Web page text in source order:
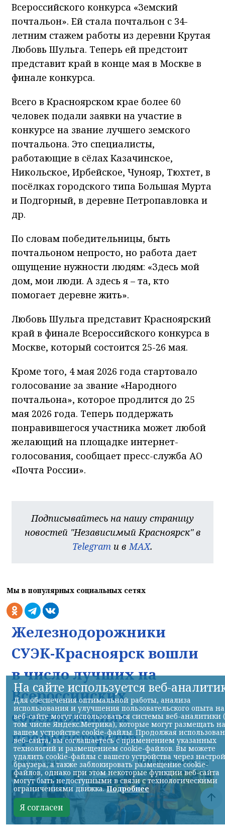
Всероссийского конкурса «Земский
почтальон». Ей стала почтальон с 34-
летним стажем работы из деревни Крутая
Любовь Шульга. Теперь ей предстоит
представит край в конце мая в Москве в
финале конкурса.
Всего в Красноярском крае более 60
человек подали заявки на участие в
конкурсе на звание лучшего земского
почтальона. Это специалисты,
работающие в сёлах Казачинское,
Никольское, Ирбейское, Чунояр, Тюхтет, в
посёлках городского типа Большая Мурта
и Подгорный, в деревне Петропавловка и
др.
По словам победительницы, быть
почтальоном непросто, но работа дает
ощущение нужности людям: «Здесь мой
дом, мои люди. А здесь я – та, кто
помогает деревне жить».
Любовь Шульга представит Красноярский
край в финале Всероссийского конкурса в
Москве, который состоится 25-26 мая.
Кроме того, 4 мая 2026 года стартовало
голосование за звание «Народного
почтальона», которое продлится до 25
мая 2026 года. Теперь поддержать
понравившегося участника может любой
желающий на площадке интернет-
голосования, сообщает пресс-служба АО
«Почта России».
Подписывайтесь на нашу страницу
новостей "Независимый Красноярск" в
Telegram и в MAX.
Мы в популярных социальных сетях
Железнодорожники
СУЭК-Красноярск вошли
в число лучших на
Всероссийских
соревнованиях
профмастерства
07.08.2026 22:13 НИА-Красноярск
На сайте используется веб-
Для обеспечения оптимальной работы, анализа
использования и улучшения пользовательского опыта на
веб-сайте могут использоваться системы веб-аналитики
том числе Яндекс.Метрика), которые могут размещать на
вашем устройстве cookie-файлы. Продолжая
веб-сайта, вы соглашаетесь с применением указанных
технологий и размещением cookie-файлов. Вы можете
удалить cookie-файлы с вашего устройства через
браузера, а также заблокировать размещение cookie-
файлов, однако при этом некоторые функции веб-сайта
могут быть недоступными в связи с технологическими
ограничениями движка.Подробнее
Я согласен